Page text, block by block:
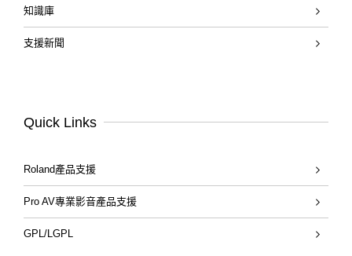
知識庫
支援新聞
Quick Links
Roland產品支援
Pro AV專業影音產品支援
GPL/LGPL